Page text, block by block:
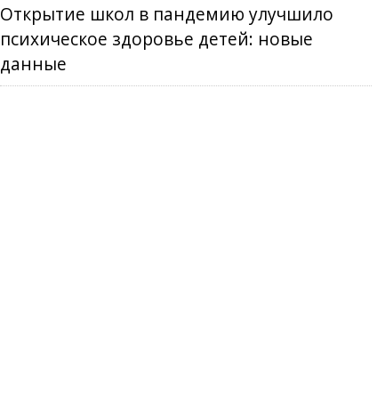
Открытие школ в пандемию улучшило
психическое здоровье детей: новые
данные